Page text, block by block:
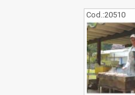
Cod.:20510